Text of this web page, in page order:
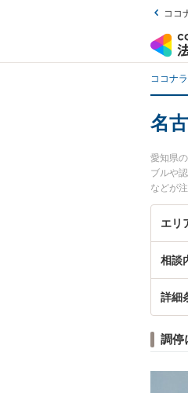
ココ
ココナ
名
愛知県
ブルや
などが
護士を
エリ
相談
詳細
調停